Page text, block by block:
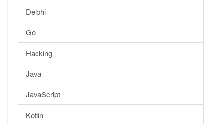
Delphi
Go
Hacking
Java
JavaScript
Kotlin